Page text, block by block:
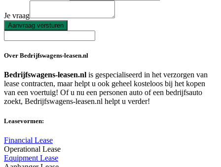
Je vraag
Aanvraag versturen
Over Bedrijfswagens-leasen.nl
Bedrijfswagens-leasen.nl is gespecialiseerd in het verzorgen van
lease contracten, maar helpt u ook geheel kosteloos bij het kopen
van een voertuig! Of u nu een personen auto of een bedrijfsauto
zoekt, Bedrijfswagens-leasen.nl helpt u verder!
Leasevormen:
Financial Lease
Operational Lease
Equipment Lease